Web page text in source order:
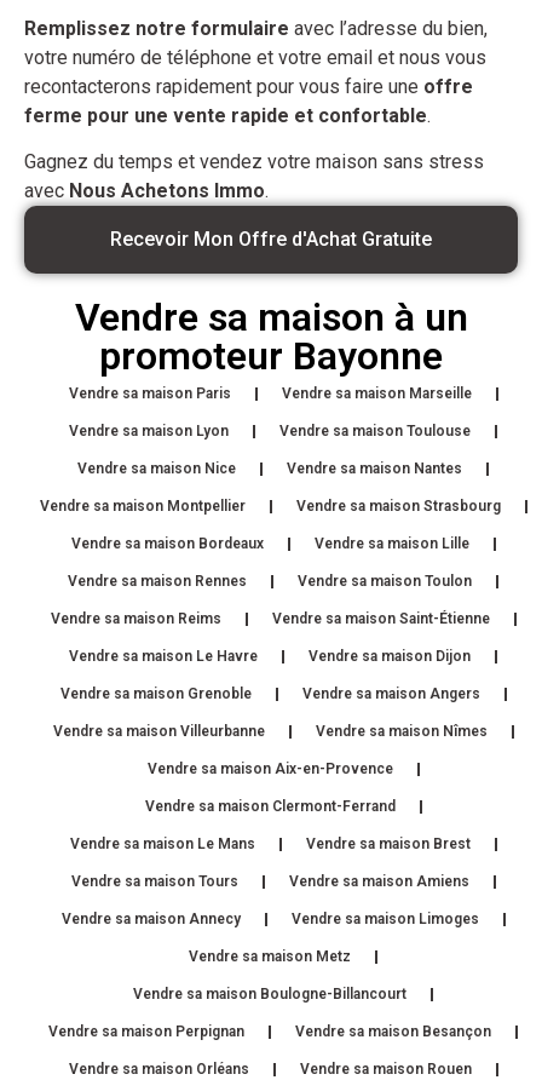
Remplissez notre formulaire avec l’adresse du bien,
votre numéro de téléphone et votre email et nous vous
recontacterons rapidement pour vous faire une offre
ferme pour une vente rapide et confortable.
Gagnez du temps et vendez votre maison sans stress
avec Nous Achetons Immo.
Recevoir Mon Offre d'Achat Gratuite
Vendre sa maison à un
promoteur Bayonne
Vendre sa maison Paris Vendre sa maison Marseille
Vendre sa maison Lyon Vendre sa maison Toulouse
Vendre sa maison Nice Vendre sa maison Nantes
Vendre sa maison Montpellier Vendre sa maison Strasbourg
Vendre sa maison Bordeaux Vendre sa maison Lille
Vendre sa maison Rennes Vendre sa maison Toulon
Vendre sa maison Reims Vendre sa maison Saint-Étienne
Vendre sa maison Le Havre Vendre sa maison Dijon
Vendre sa maison Grenoble Vendre sa maison Angers
Vendre sa maison Villeurbanne Vendre sa maison Nîmes
Vendre sa maison Aix-en-Provence
Vendre sa maison Clermont-Ferrand
Vendre sa maison Le Mans Vendre sa maison Brest
Vendre sa maison Tours Vendre sa maison Amiens
Vendre sa maison Annecy Vendre sa maison Limoges
Vendre sa maison Metz
Vendre sa maison Boulogne-Billancourt
Vendre sa maison Perpignan Vendre sa maison Besançon
Vendre sa maison Orléans Vendre sa maison Rouen